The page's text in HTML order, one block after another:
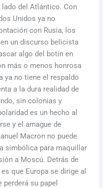
del Atlántico. Con
Unidos ya no
con Rusia, los
un discurso belicista
algo del botín en
más o menos honrosa
ya no tiene el respaldo
a la dura realidad de
sin colonias y
es un hecho al
y el amague de
Macron no puede
simbólica para maquillar
a Moscú. Detrás de
que Europa se dirige al
su papel